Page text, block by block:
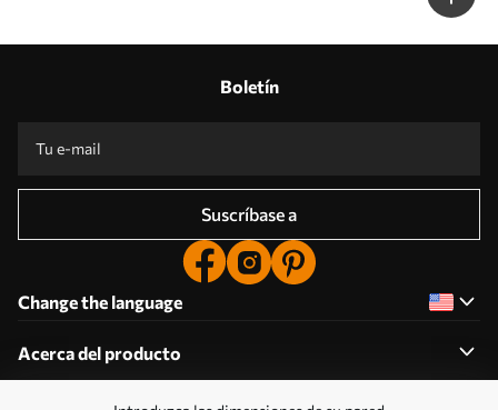
Boletín
Suscríbase a
Change the language
Acerca del producto